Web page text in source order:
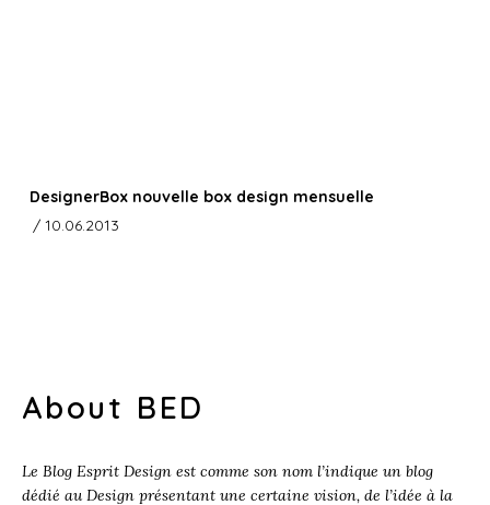
DesignerBox nouvelle box design mensuelle
/ 10.06.2013
About BED
Le Blog Esprit Design est comme son nom l’indique un blog
dédié au Design présentant une certaine vision, de l’idée à la